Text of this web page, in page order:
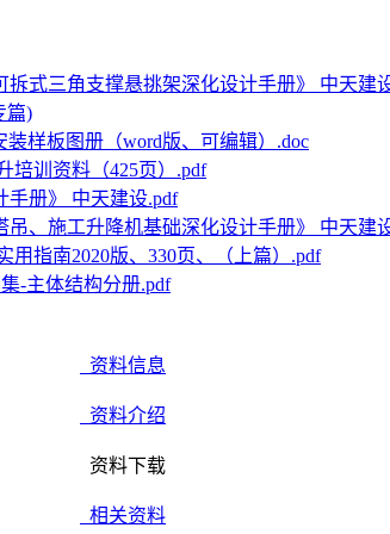
拆式三角支撑悬挑架深化设计手册》 中天建
篇)
样板图册（word版、可编辑）.doc
培训资料（425页）.pdf
手册》 中天建设.pdf
吊、施工升降机基础深化设计手册》 中天建
用指南2020版、330页、（上篇）.pdf
-主体结构分册.pdf
资料信息
资料介绍
资料下载
相关资料